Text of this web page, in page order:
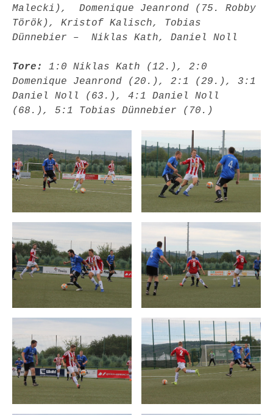
Malecki),  Domenique Jeanrond (75. Robby
Török), Kristof Kalisch, Tobias
Dünnebier –  Niklas Kath, Daniel Noll
Tore: 1:0 Niklas Kath (12.), 2:0
Domenique Jeanrond (20.), 2:1 (29.), 3:1
Daniel Noll (63.), 4:1 Daniel Noll
(68.), 5:1 Tobias Dünnebier (70.)